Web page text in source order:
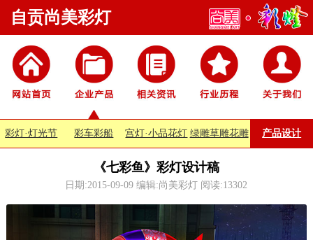
自贡尚美彩灯
彩灯·灯光节 彩车彩船 宫灯·小品花灯 绿雕草雕花雕 产品设计
《七彩鱼》彩灯设计稿
日期:2015-09-09 编辑:尚美彩灯 阅读:13302